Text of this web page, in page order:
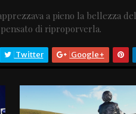
a pieno la bellezza del
di riproporverla.
Twitter Google+